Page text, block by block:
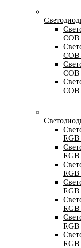
COB
COB
COB
COB
RGB
RGB
RGB
RGB
RGB
RGB